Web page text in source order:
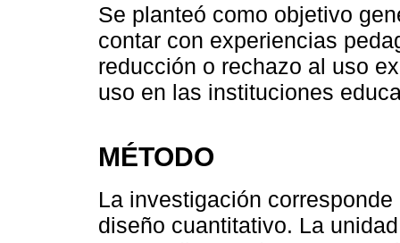
Se planteó como objetivo
contar con experiencias
reducción o rechazo al uso
uso en las instituciones
MÉTODO
La investigación
diseño cuantitativo. La